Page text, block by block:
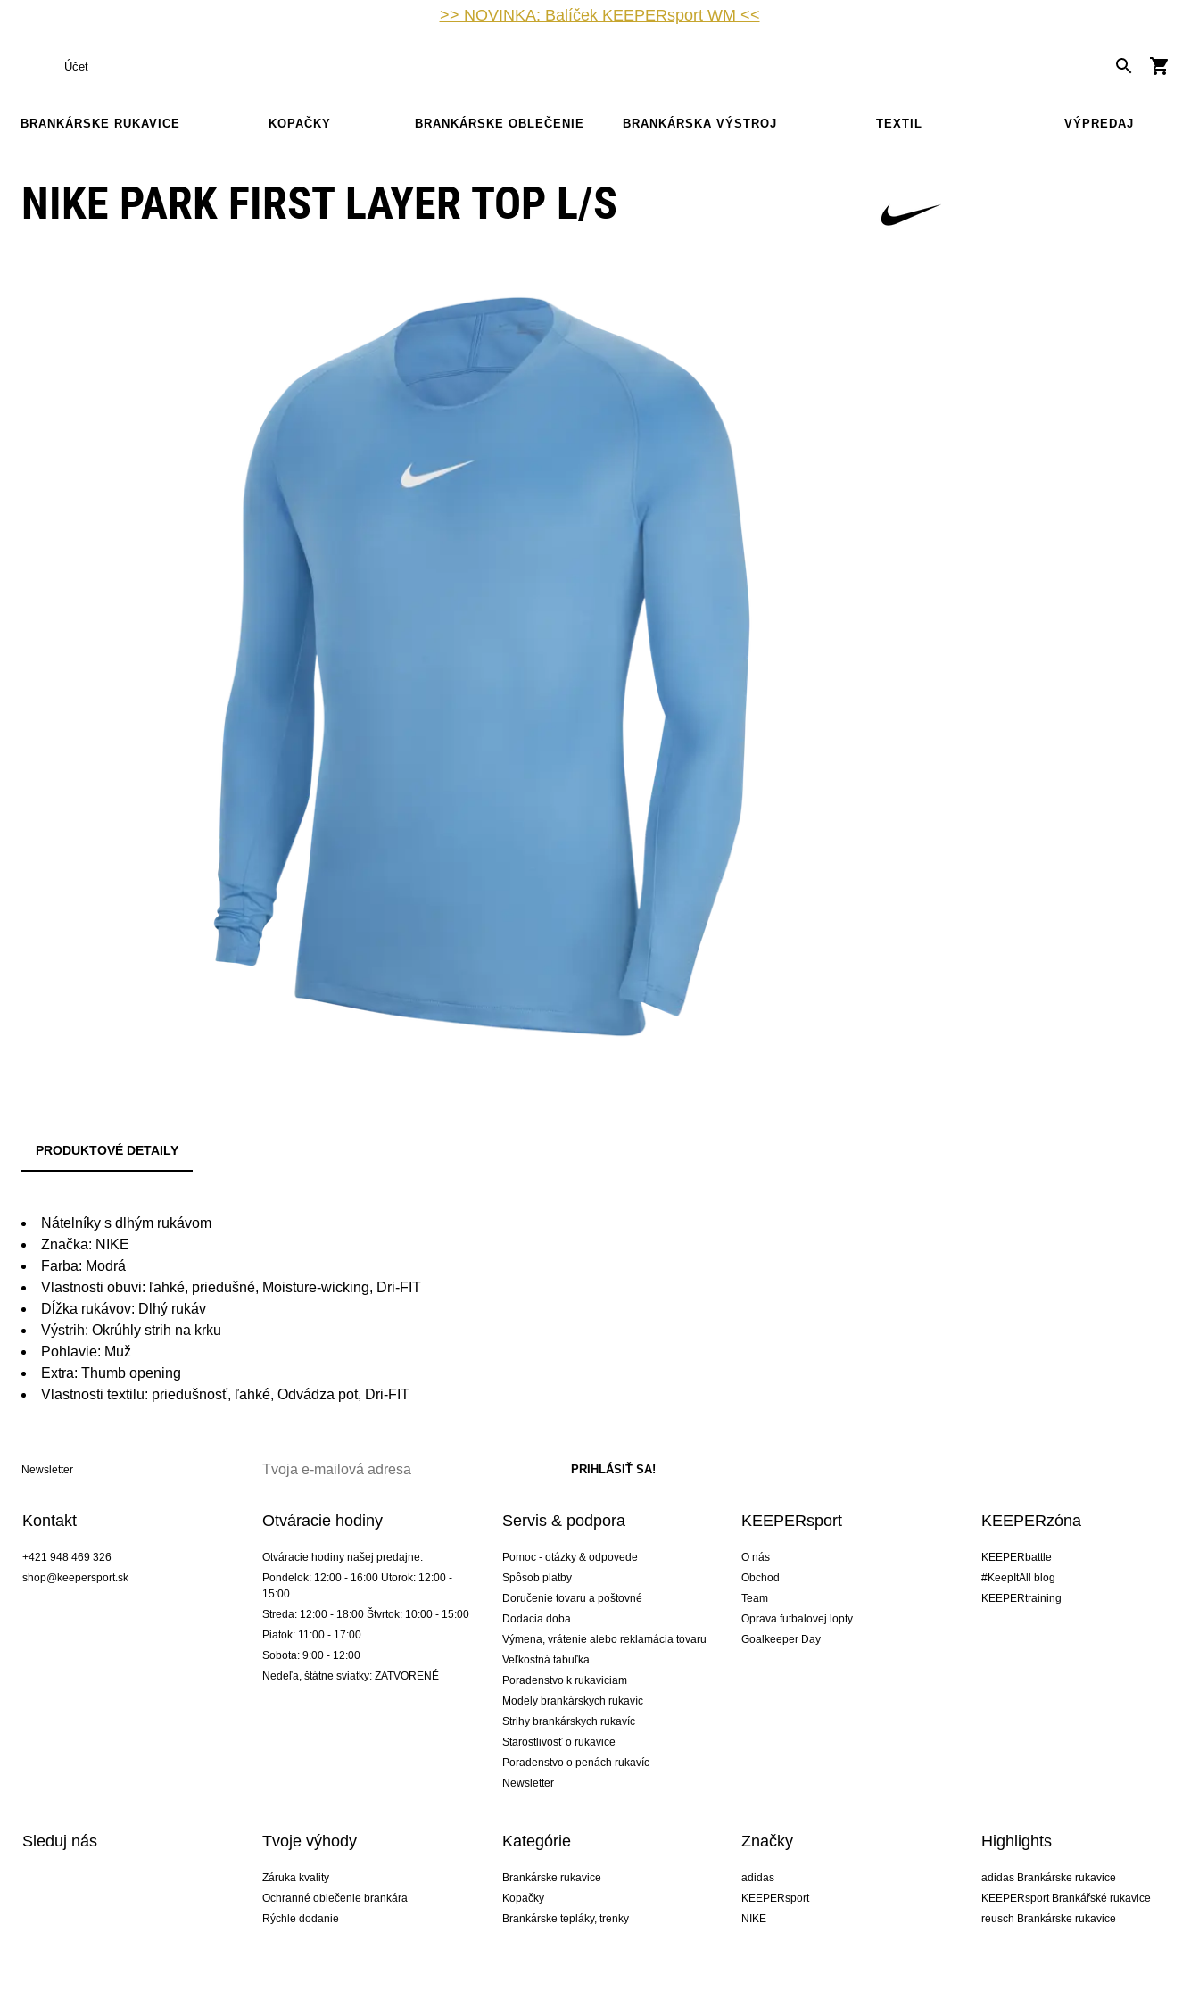
>> NOVINKA: Balíček KEEPERsport WM <<
Účet
BRANKÁRSKE RUKAVICE KOPAČKY BRANKÁRSKE OBLEČENIE BRANKÁRSKA VÝSTROJ TEXTIL VÝPREDAJ
NIKE PARK FIRST LAYER TOP L/S
PRODUKTOVÉ DETAILY
Nátelníky s dlhým rukávom
Značka: NIKE
Farba: Modrá
Vlastnosti obuvi: ľahké, priedušné, Moisture-wicking, Dri-FIT
Dĺžka rukávov: Dlhý rukáv
Výstrih: Okrúhly strih na krku
Pohlavie: Muž
Extra: Thumb opening
Vlastnosti textilu: priedušnosť, ľahké, Odvádza pot, Dri-FIT
Newsletter
Kontakt
+421 948 469 326
shop@keepersport.sk
Otváracie hodiny
Otváracie hodiny našej predajne:
Pondelok: 12:00 - 16:00 Utorok: 12:00 -
15:00
Streda: 12:00 - 18:00 Štvrtok: 10:00 - 15:00
Piatok: 11:00 - 17:00
Sobota: 9:00 - 12:00
Nedeľa, štátne sviatky: ZATVORENÉ
Servis & podpora
Pomoc - otázky & odpovede
Spôsob platby
Doručenie tovaru a poštovné
Dodacia doba
Výmena, vrátenie alebo reklamácia tovaru
Veľkostná tabuľka
Poradenstvo k rukaviciam
Modely brankárskych rukavíc
Strihy brankárskych rukavíc
Starostlivosť o rukavice
Poradenstvo o penách rukavíc
Newsletter
KEEPERsport
O nás
Obchod
Team
Oprava futbalovej lopty
Goalkeeper Day
KEEPERzóna
KEEPERbattle
#KeepItAll blog
KEEPERtraining
Sleduj nás Tvoje výhody
Záruka kvality
Ochranné oblečenie brankára
Rýchle dodanie
Kategórie
Brankárske rukavice
Kopačky
Brankárske tepláky, trenky
Značky
adidas
KEEPERsport
NIKE
Highlights
adidas Brankárske rukavice
KEEPERsport Brankářské rukavice
reusch Brankárske rukavice